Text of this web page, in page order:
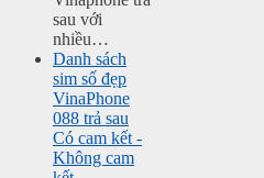
sau với
nhiều…
Danh sách
sim số đẹp
VinaPhone
088 trả sau
Có cam kết -
Không cam